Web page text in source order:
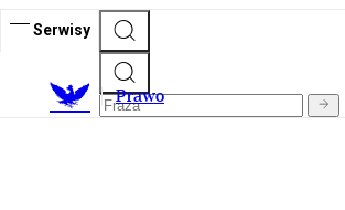
Serwisy
Prawo